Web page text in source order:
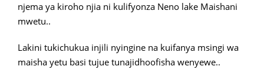
njema ya kiroho njia ni kulifyonza Neno lake Maishani
mwetu..
Lakini tukichukua injili nyingine na kuifanya msingi wa
maisha yetu basi tujue tunajidhoofisha wenyewe..